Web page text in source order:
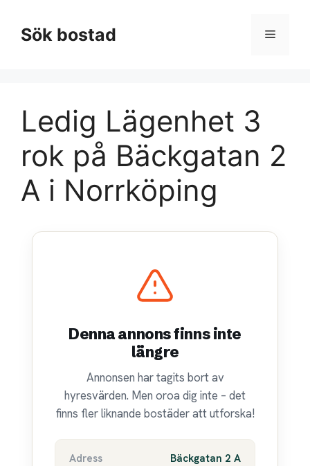
innehållSök bostad Meny
Ledig Lägenhet 3
rok på Bäckgatan 2
A i Norrköping
Denna annons finns inte
längre
Annonsen har tagits bort av
hyresvärden. Men oroa dig inte – det
finns fler liknande bostäder att utforska!
Adress
Bäckgatan 2 A